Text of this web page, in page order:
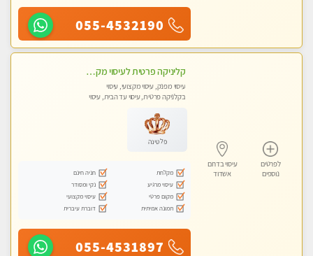
055-4532190
לפרטים
נוספים
עיסוי בדרום
אשדוד
קליניקה פרטית לעיסוי מקצועי ואלטרנטיבי ברמה גבוהה VIP תתקשר ..... highly recommended..new in the city
עיסוי מפנק, עיסוי מקצועי, עיסוי
בקלניקה פרטית, עיסוי עד הבית, עיסוי
פלטינה
מקלחת
חניה חינם
עיסוי מרגיע
נקי ומסודר
מקום פרטי
עיסוי מקצועי
תמונה אמיתית
דוברת עיברית
055-4531897